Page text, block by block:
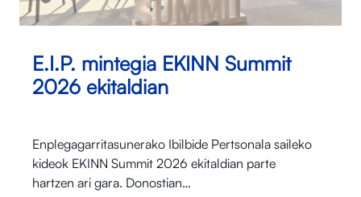
E.I.P. mintegia EKINN Summit
2026 ekitaldian
Enplegagarritasunerako Ibilbide Pertsonala saileko
kideok EKINN Summit 2026 ekitaldian parte
hartzen ari gara. Donostian…